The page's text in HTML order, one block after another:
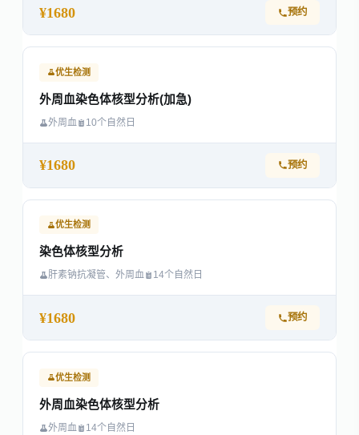
¥1680 预约
优生检测
外周血染色体核型分析(加急)
外周血 10个自然日
¥1680 预约
优生检测
染色体核型分析
肝素钠抗凝管、外周血 14个自然日
¥1680 预约
优生检测
外周血染色体核型分析
外周血 14个自然日